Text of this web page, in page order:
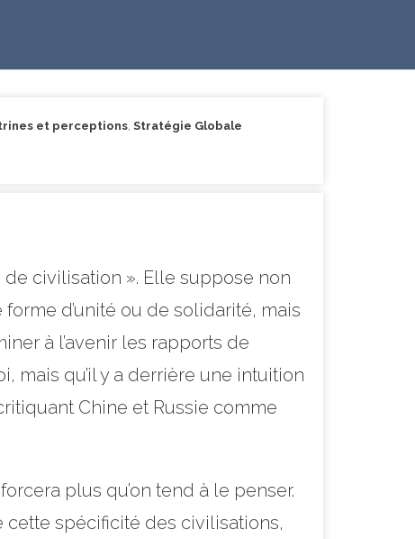
et perceptions Stratégie Globale
civilisation ». Elle suppose non
d’unité ou de solidarité, mais
à l’avenir les rapports de
mais qu’il y a derrière une intuition
Chine et Russie comme
plus qu’on tend à le penser.
cette spécificité des civilisations,